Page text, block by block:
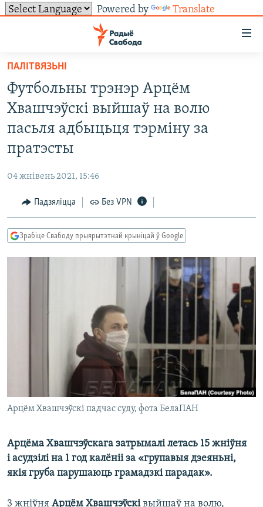
Powered by Translate
ўнівэрсальнага
доступу
Перайсьці
да
галоўнага
зьместу
да
галоўнай
Перайсьці
да
пошуку
НАВІНЫ
ВАЙНА
БЕЛАРУСЫ НА ВАЙНЕ
ТОЛЬКІ НА СВАБОДЗЕ
КНІГІ
АЎДЫЁКНІГІ
FACEBOOK
TWITTER
САЧЫЦЕ ЗА АБНАЎЛЕНЬНЯМІ
ПАЛІТВЯЗЬНІ
Футбольны трэнэр Арцём
Хвашчэўскі выйшаў на волю
пасьля адбыцьця тэрміну за
пратэсты
04 жнівень 2021, 15:46
Падзяліцца Без VPN
Зрабіце Свабоду прыярытэтнай крыніцай ў Google
Арцём Хвашчэўскі падчас суду, фота БелаПАН
Арцёма Хвашчэўскага затрымалі летась 15 жніўня
і асудзілі на 1 год калёніі за «групавыя дзеяньні,
якія груба парушаюць грамадзкі парадак».
3 жніўня Арцём Хвашчэўсківыйшаў на волю,